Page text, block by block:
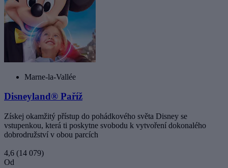
Marne-la-Vallée
Disneyland® Paříž
Získej okamžitý přístup do pohádkového světa Disney se
vstupenkou, která ti poskytne svobodu k vytvoření dokonalého
dobrodružství v obou parcích
4,6 (14 079)
Od